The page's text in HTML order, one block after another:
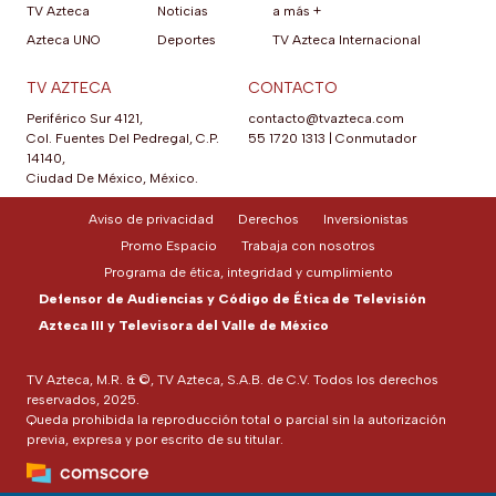
TV Azteca
Azteca UNO
Noticias
Deportes
a más +
TV Azteca Internacional
TV AZTECA
Periférico Sur 4121,
Col. Fuentes Del Pedregal, C.P.
14140,
Ciudad De México, México.
CONTACTO
contacto@tvazteca.com
55 1720 1313
Conmutador
TV Azteca, M.R. & ©, TV Azteca, S.A.B. de C.V. Todos los derechos
reservados, 2025.
Queda prohibida la reproducción total o parcial sin la autorización
previa, expresa y por escrito de su titular.
Aviso de privacidad Derechos
Inversionistas
Promo Espacio
Trabaja con nosotros
Programa de ética, integridad y cumplimiento
Defensor de Audiencias y Código de Ética de Televisión
Azteca III y Televisora del Valle de México